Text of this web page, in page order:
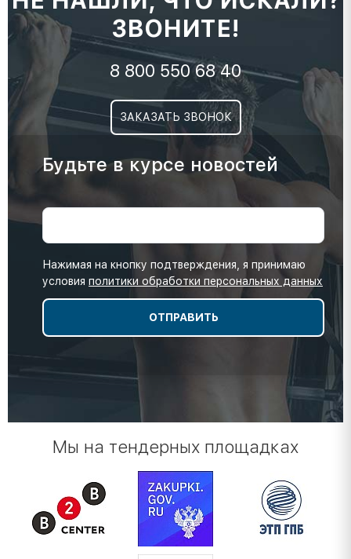
ЗВОНИТЕ!
8 800 550 68 40
ЗАКАЗАТЬ ЗВОНОК
Будьте в курсе новостей
Нажимая на кнопку подтверждения, я принимаю
условия политики обработки персональных данных
Мы на тендерных площадках